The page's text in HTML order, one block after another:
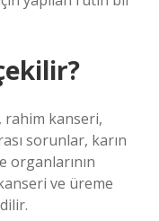
rahim kanseri,
sorunlar, karın
organlarının
ve üreme